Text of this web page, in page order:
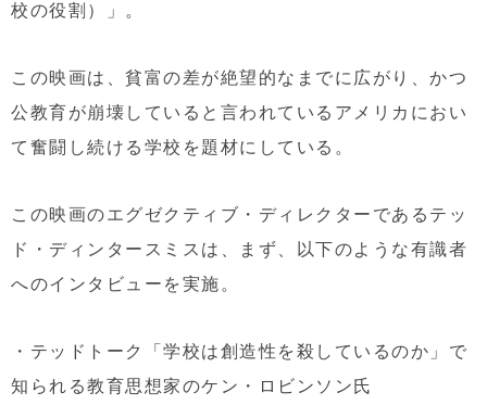
校の役割）」。
この映画は、貧富の差が絶望的なまでに広がり、かつ
公教育が崩壊していると言われているアメリカにおい
て奮闘し続ける学校を題材にしている。
この映画のエグゼクティブ・ディレクターであるテッ
ド・ディンタースミスは、まず、以下のような有識者
へのインタビューを実施。
・テッドトーク「学校は創造性を殺しているのか」で
知られる教育思想家のケン・ロビンソン氏